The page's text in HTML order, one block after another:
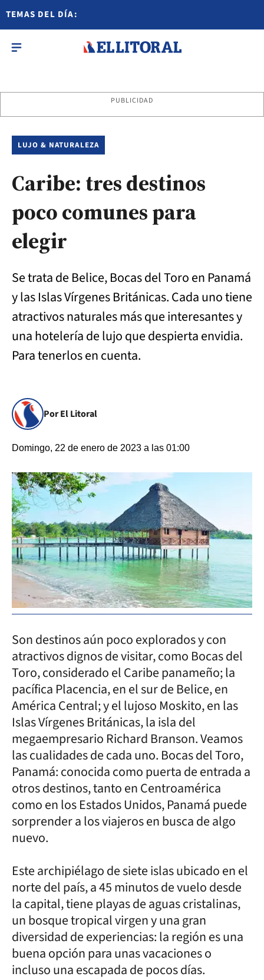
TEMAS DEL DÍA:
PUBLICIDAD
LUJO & NATURALEZA
Caribe: tres destinos
poco comunes para
elegir
Se trata de Belice, Bocas del Toro en Panamá
y las Islas Vírgenes Británicas. Cada uno tiene
atractivos naturales más que interesantes y
una hotelería de lujo que despierta envidia.
Para tenerlos en cuenta.
Por El Litoral
Domingo, 22 de enero de 2023 a las 01:00
Son destinos aún poco explorados y con
atractivos dignos de visitar, como Bocas del
Toro, considerado el Caribe panameño; la
pacífica Placencia, en el sur de Belice, en
América Central; y el lujoso Moskito, en las
Islas Vírgenes Británicas, la isla del
megaempresario Richard Branson. Veamos
las cualidades de cada uno. Bocas del Toro,
Panamá: conocida como puerta de entrada a
otros destinos, tanto en Centroamérica
como en los Estados Unidos, Panamá puede
sorprender a los viajeros en busca de algo
nuevo.
Este archipiélago de siete islas ubicado en el
norte del país, a 45 minutos de vuelo desde
la capital, tiene playas de aguas cristalinas,
un bosque tropical virgen y una gran
diversidad de experiencias: la región es una
buena opción para unas vacaciones o
incluso una escapada de pocos días.